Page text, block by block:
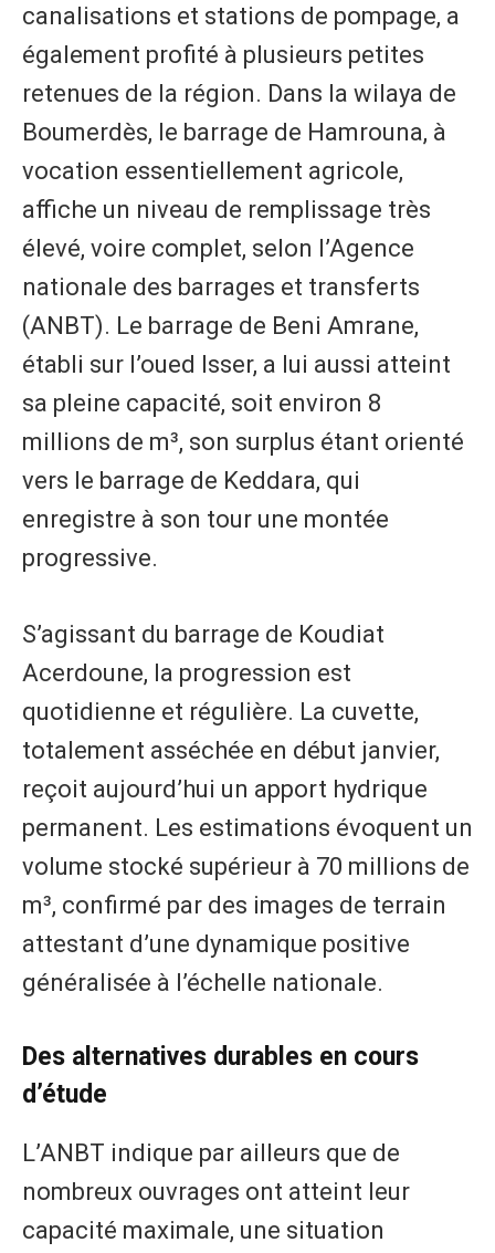
canalisations et stations de pompage, a
également profité à plusieurs petites
retenues de la région. Dans la wilaya de
Boumerdès, le barrage de Hamrouna, à
vocation essentiellement agricole,
affiche un niveau de remplissage très
élevé, voire complet, selon l’Agence
nationale des barrages et transferts
(ANBT). Le barrage de Beni Amrane,
établi sur l’oued Isser, a lui aussi atteint
sa pleine capacité, soit environ 8
millions de m³, son surplus étant orienté
vers le barrage de Keddara, qui
enregistre à son tour une montée
progressive.
S’agissant du barrage de Koudiat
Acerdoune, la progression est
quotidienne et régulière. La cuvette,
totalement asséchée en début janvier,
reçoit aujourd’hui un apport hydrique
permanent. Les estimations évoquent un
volume stocké supérieur à 70 millions de
m³, confirmé par des images de terrain
attestant d’une dynamique positive
généralisée à l’échelle nationale.
Des alternatives durables en cours
d’étude
L’ANBT indique par ailleurs que de
nombreux ouvrages ont atteint leur
capacité maximale, une situation